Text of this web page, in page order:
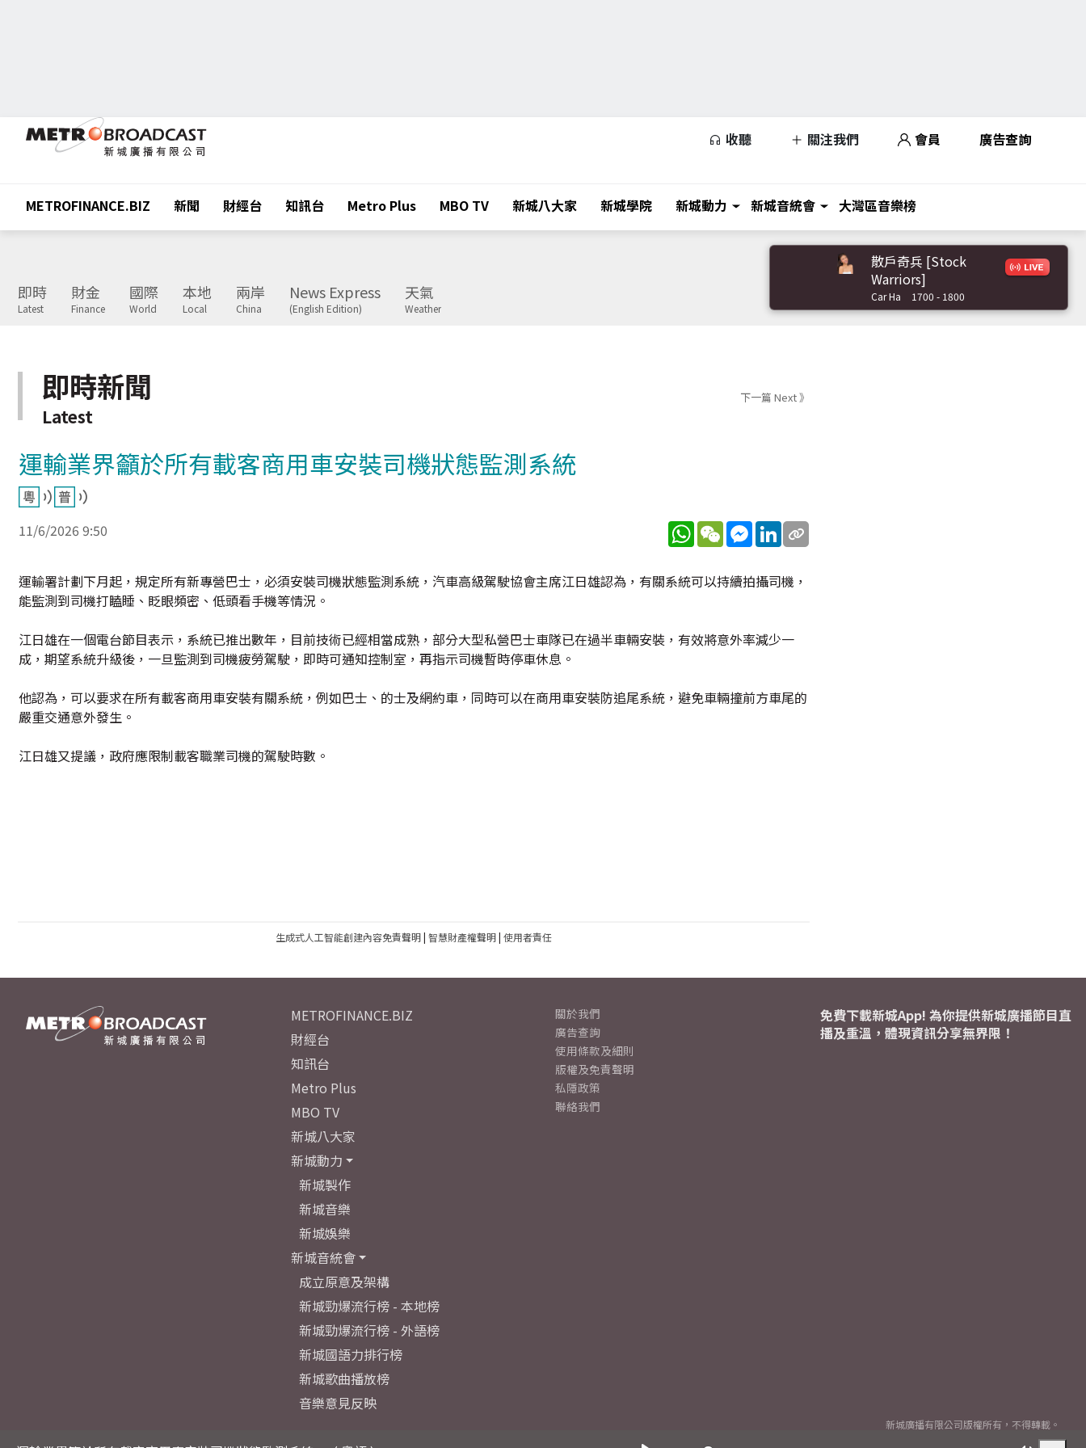
收聽 關注我們 會員 廣告查詢
METROFINANCE.BIZ 新聞 財經台 知訊台 Metro Plus MBO TV 新城八大家 新城學院 新城動力 新城音統會 大灣區音樂榜
即時
Latest
財金
Finance
國際
World
本地
Local
兩岸
China
News Express
(English Edition)
天氣
Weather
散戶奇兵 [Stock
Warriors]
Car Ha 1700 - 1800
即時新聞
Latest
下一篇 Next 》
運輸業界籲於所有載客商用車安裝司機狀態監測系統
11/6/2026 9:50 WhatsApp
WeChatMessenger
LinkedIn
運輸署計劃下月起，規定所有新專營巴士，必須安裝司機狀態監測系統，汽車高級駕駛協會主席江日雄認為，有關系統可以持續拍攝司機，
能監測到司機打瞌睡、眨眼頻密、低頭看手機等情況。
江日雄在一個電台節目表示，系統已推出數年，目前技術已經相當成熟，部分大型私營巴士車隊已在過半車輛安裝，有效將意外率減少一
成，期望系統升級後，一旦監測到司機疲勞駕駛，即時可通知控制室，再指示司機暫時停車休息。
他認為，可以要求在所有載客商用車安裝有關系統，例如巴士、的士及網約車，同時可以在商用車安裝防追尾系統，避免車輛撞前方車尾的
嚴重交通意外發生。
江日雄又提議，政府應限制載客職業司機的駕駛時數。
生成式人工智能創建內容免責聲明| 智慧財產權聲明| 使用者責任
METROFINANCE.BIZ
財經台
知訊台
Metro Plus
MBO TV
新城八大家
新城動力
新城製作
新城音樂
新城娛樂
新城音統會
成立原意及架構
新城勁爆流行榜 - 本地榜
新城勁爆流行榜 - 外語榜
新城國語力排行榜
新城歌曲播放榜
音樂意見反映
關於我們
廣告查詢
使用條款及細則
版權及免責聲明
私隱政策
聯絡我們
免費下載新城App! 為你提供新城廣播節目直
播及重溫，體現資訊分享無界限！
新城廣播有限公司版權所有，不得轉載。
2026© Metro Broadcast Corporation Limited. All rights reserved.